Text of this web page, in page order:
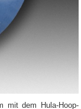
mit dem Hula-Hoop-